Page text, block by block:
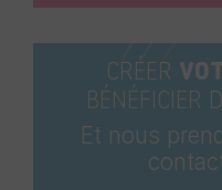
CRÉER
BÉNÉFICIER
Et nous